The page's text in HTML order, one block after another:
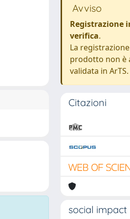
Avviso
Registrazione
verifica.
La
prodotto non è
validata in ArTS.
Citazioni
social impact